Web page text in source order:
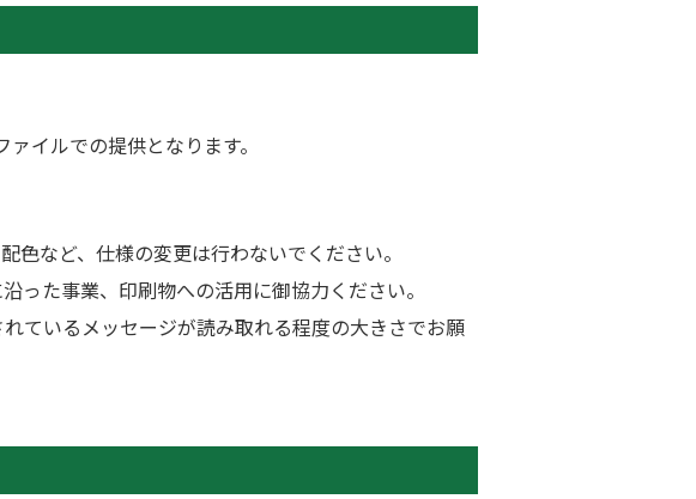
イルでの提供となります。
など、仕様の変更は行わないでください。
った事業、印刷物への活用に御協力ください。
ているメッセージが読み取れる程度の大きさでお願